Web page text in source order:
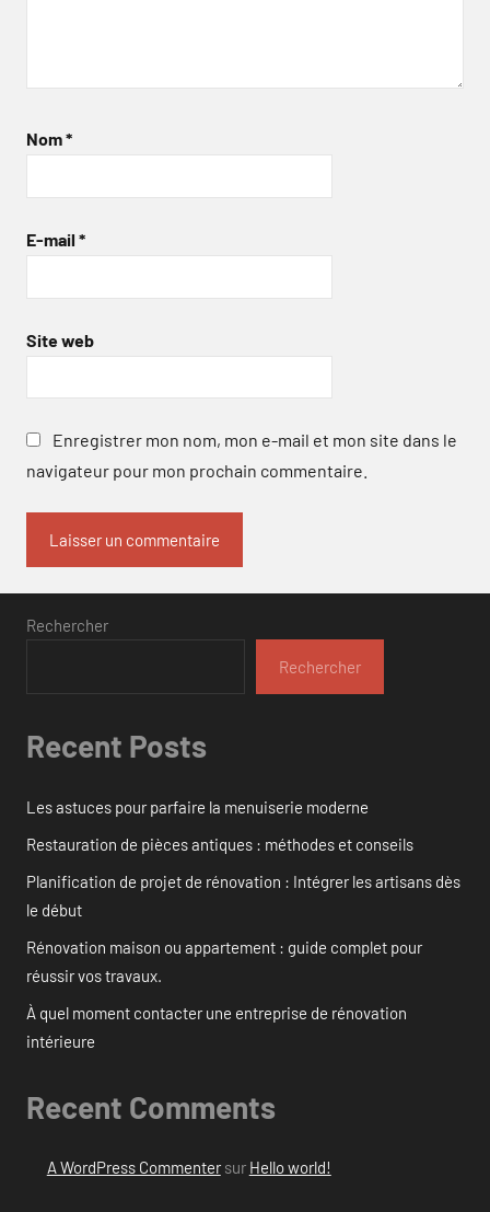
Nom*
E-mail *
Site web
Enregistrer mon nom, mon e-mail et mon site dans le
navigateur pour mon prochain commentaire.
Rechercher
Rechercher
Recent Posts
Les astuces pour parfaire la menuiserie moderne
Restauration de pièces antiques : méthodes et conseils
Planification de projet de rénovation : Intégrer les artisans dès
le début
Rénovation maison ou appartement : guide complet pour
réussir vos travaux.
À quel moment contacter une entreprise de rénovation
intérieure
Recent Comments
A WordPress Commentersur Hello world!